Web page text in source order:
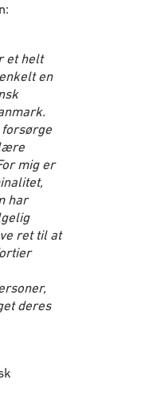
et helt
en
mig er
har
ret til at
deres